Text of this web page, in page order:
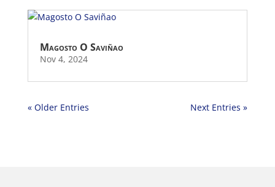
Magosto O Saviñao
Nov 4, 2024
« Older Entries Next Entries »